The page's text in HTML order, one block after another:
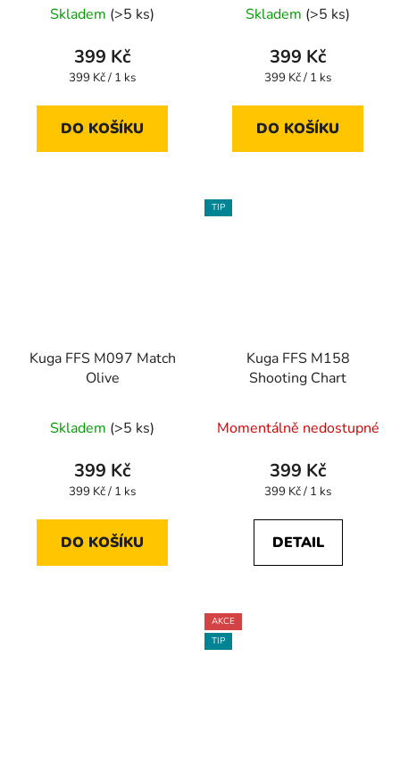
Skladem (>5 ks)
399 Kč
Měrná
399 Kč / 1 ks
DO KOŠÍKU
Skladem (>5 ks)
399 Kč
Měrná
399 Kč / 1 ks
DO KOŠÍKU
Kuga FFS M097 Match
Olive
Skladem (>5 ks)
399 Kč
Měrná
399 Kč / 1 ks
DO KOŠÍKU
TIP
Kuga FFS M158
Shooting Chart
Momentálně nedostupné
399 Kč
Měrná
399 Kč / 1 ks
DETAIL
AKCE
TIP